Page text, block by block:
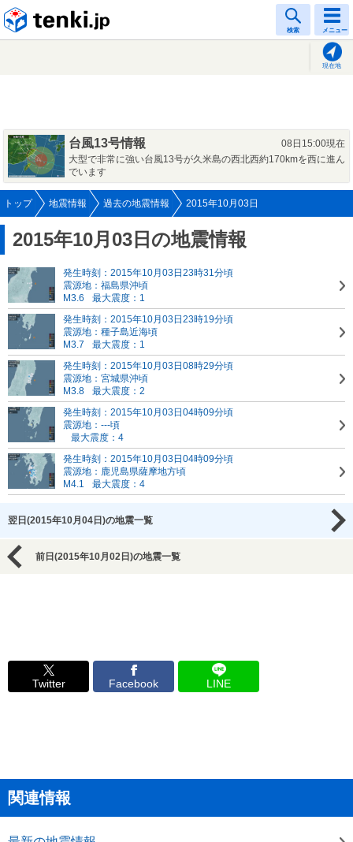
検索 メニュー
現在地
台風13号情報
08日15:00現在
大型で非常に強い台風13号が久米島の西北西約170kmを西に進ん
でいます
トップ 地震情報 過去の地震情報 2015年10月03日
2015年10月03日の地震情報
発生時刻：2015年10月03日23時31分頃
震源地：福島県沖頃
M3.6
最大震度：1
発生時刻：2015年10月03日23時19分頃
震源地：種子島近海頃
M3.7
最大震度：1
発生時刻：2015年10月03日08時29分頃
震源地：宮城県沖頃
M3.8
最大震度：2
発生時刻：2015年10月03日04時09分頃
震源地：---頃
最大震度：4
発生時刻：2015年10月03日04時09分頃
震源地：鹿児島県薩摩地方頃
M4.1
最大震度：4
翌日(2015年10月04日)の地震一覧
前日(2015年10月02日)の地震一覧
Twitter Facebook LINE
関連情報